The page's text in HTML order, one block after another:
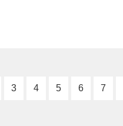
3 4 5 6 7